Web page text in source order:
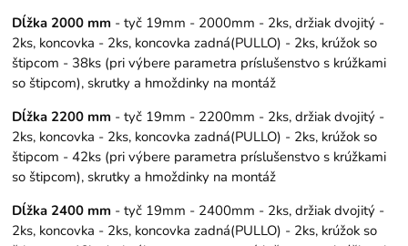
Dĺžka 2000 mm - tyč 19mm - 2000mm - 2ks, držiak dvojitý -
2ks, koncovka - 2ks, koncovka zadná(PULLO) - 2ks, krúžok so
štipcom - 38ks (pri výbere parametra príslušenstvo s krúžkami
so štipcom), skrutky a hmoždinky na montáž
Dĺžka 2200 mm - tyč 19mm - 2200mm - 2ks, držiak dvojitý -
2ks, koncovka - 2ks, koncovka zadná(PULLO) - 2ks, krúžok so
štipcom - 42ks (pri výbere parametra príslušenstvo s krúžkami
so štipcom), skrutky a hmoždinky na montáž
Dĺžka 2400 mm - tyč 19mm - 2400mm - 2ks, držiak dvojitý -
2ks, koncovka - 2ks, koncovka zadná(PULLO) - 2ks, krúžok so